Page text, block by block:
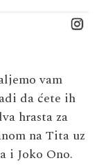
vam
da ćete ih
hrasta za
na Tita uz
i Joko Ono.